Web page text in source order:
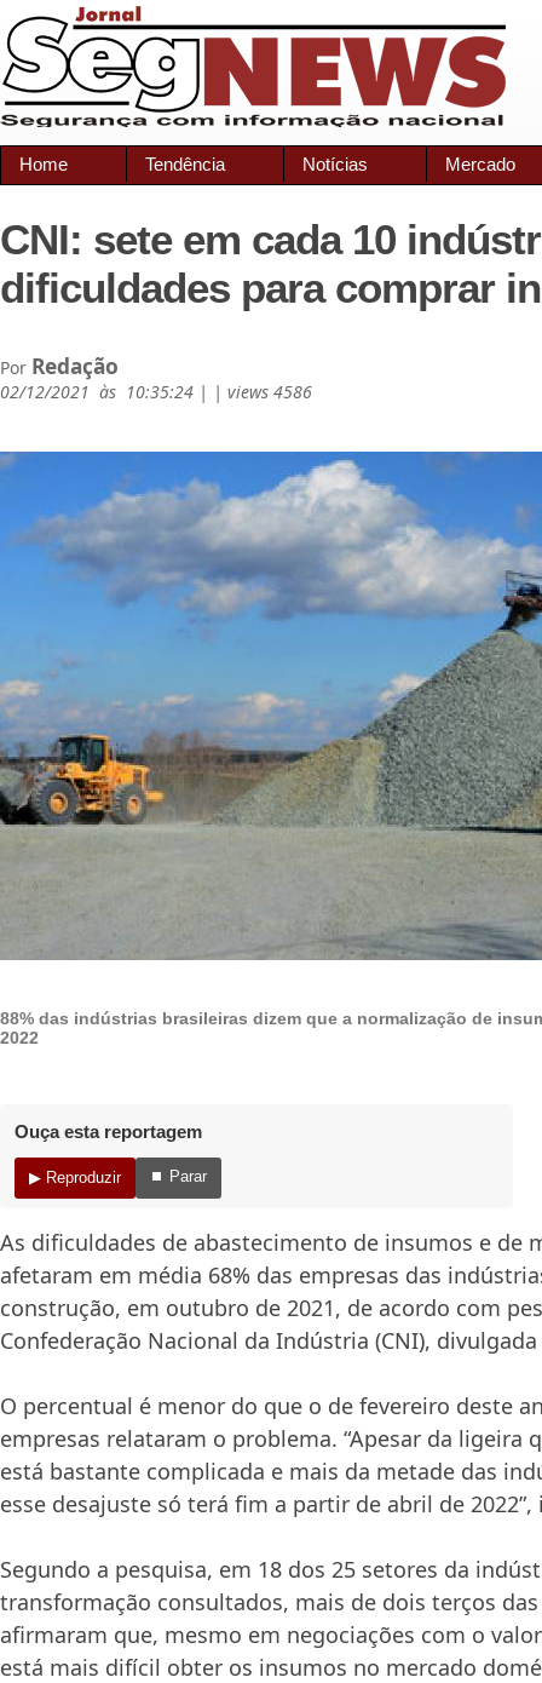
Home Tendência Notícias Mercado
CNI: sete em cada 10
dificuldades para comprar
Por Redação
02/12/2021 às 10:35:24 | | views 4586
88% das indústrias brasileiras dizem que a normalização de
2022
Ouça esta reportagem
▶ Reproduzir ⏹ Parar
As dificuldades de abastecimento de insumos e de
afetaram em média 68% das empresas das
construção, em outubro de 2021, de acordo com
Confederação Nacional da Indústria (CNI), divulgada
O percentual é menor do que o de fevereiro deste
empresas relataram o problema. “Apesar da ligeira
está bastante complicada e mais da metade das
esse desajuste só terá fim a partir de abril de
Segundo a pesquisa, em 18 dos 25 setores da
transformação consultados, mais de dois terços
afirmaram que, mesmo em negociações com o
está mais difícil obter os insumos no mercado